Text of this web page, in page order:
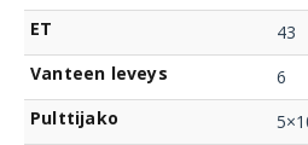
ET
43
Vanteen leveys
6
Pulttijako